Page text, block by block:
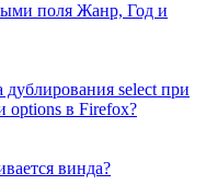
поля Жанр, Год и
select при
options в Firefox?
винда?